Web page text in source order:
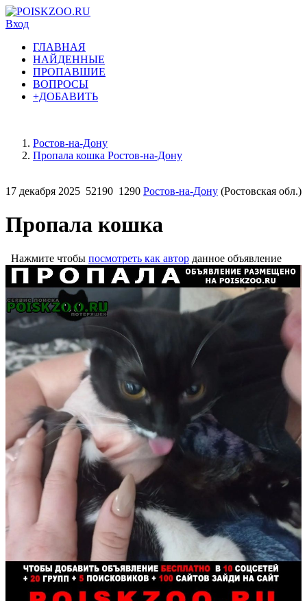
Вход
ГЛАВНАЯ
НАЙДЕННЫЕ
ПРОПАВШИЕ
ВОПРОСЫ
+ДОБАВИТЬ
Ростов-на-Дону
Пропала кошка Ростов-на-Дону
17 декабря 2025 52190 1290 Ростов-на-Дону (Ростовская обл.)
Пропала кошка
Нажмите чтобы посмотреть как автор данное объявление